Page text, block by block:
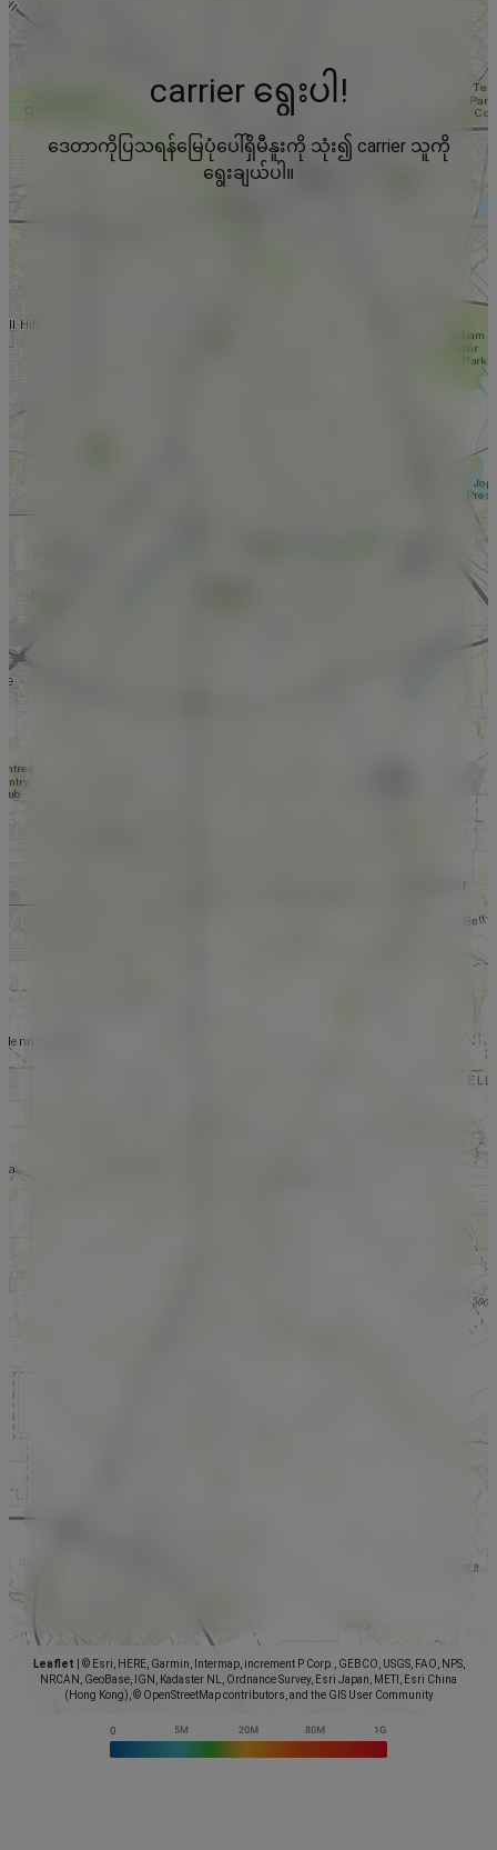
Leaflet
© Esri, HERE, Garmin, Intermap, increment P Corp., GEBCO, USGS, FAO, NPS,
NRCAN, GeoBase, IGN, Kadaster NL, Ordnance Survey, Esri Japan, METI, Esri China
(Hong Kong), © OpenStreetMap contributors, and the GIS User Community
carrier ရွေးပါ!
ဒေတာကိုပြသရန်မြေပုံပေါ်ရှိမီနူးကို သုံး၍ carrier သူကို
ရွေးချယ်ပါ။